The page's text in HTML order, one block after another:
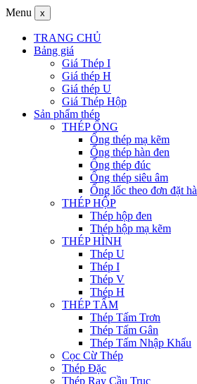
Menu x
TRANG CHỦ
Bảng giá
Giá Thép I
Giá thép H
Giá thép U
Giá Thép Hộp
Sản phẩm thép
THÉP ỐNG
Ống thép mạ kẽm
Ống thép hàn đen
Ống thép đúc
Ống thép siêu âm
Ống lốc theo đơn đặt
THÉP HỘP
Thép hộp đen
Thép hộp mạ kẽm
THÉP HÌNH
Thép U
Thép I
Thép V
Thép H
THÉP TẤM
Thép Tấm Trơn
Thép Tấm Gân
Thép Tấm Nhập Khẩu
Cọc Cừ Thép
Thép Đặc
Thép Ray Cầu Trục